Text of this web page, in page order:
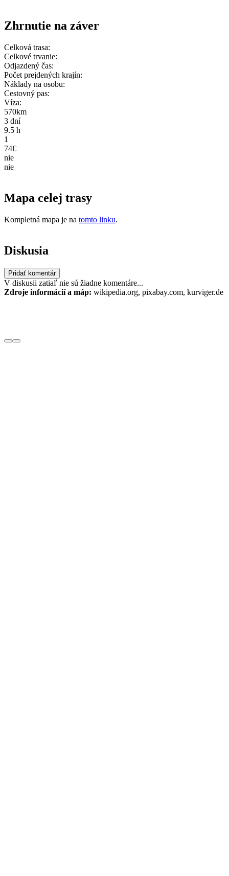
Zhrnutie na záver
Celková trasa:
Celkové trvanie:
Odjazdený čas:
Počet prejdených krajín:
Náklady na osobu:
Cestovný pas:
Víza:
570km
3 dní
9.5 h
1
74€
nie
nie
Mapa celej trasy
Kompletná mapa je na tomto linku.
Diskusia
V diskusii zatiaľ nie sú žiadne komentáre...
Zdroje informácií a máp: wikipedia.org, pixabay.com, kurviger.de